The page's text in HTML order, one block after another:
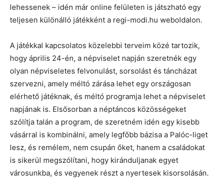
lehessenek – idén már online felületen is játszható egy
teljesen különálló játékként a regi-modi.hu weboldalon.
A játékkal kapcsolatos közelebbi terveim közé tartozik,
hogy április 24-én, a népviselet napján szeretnék egy
olyan népviseletes felvonulást, sorsolást és táncházat
szervezni, amely méltó zárása lehet egy országosan
elérhető játéknak, és méltó programja lehet a népviselet
napjának is. Elsősorban a néptáncos közösségeket
szólítja talán a program, de szeretném idén egy kisebb
vásárral is kombinálni, amely legfőbb bázisa a Palóc-liget
lesz, és remélem, nem csupán őket, hanem a családokat
is sikerül megszólítani, hogy kiránduljanak egyet
városunkba, és vegyenek részt a nyertesek kisorsolásán.